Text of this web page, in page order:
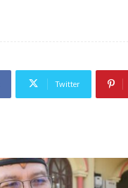
Twitter